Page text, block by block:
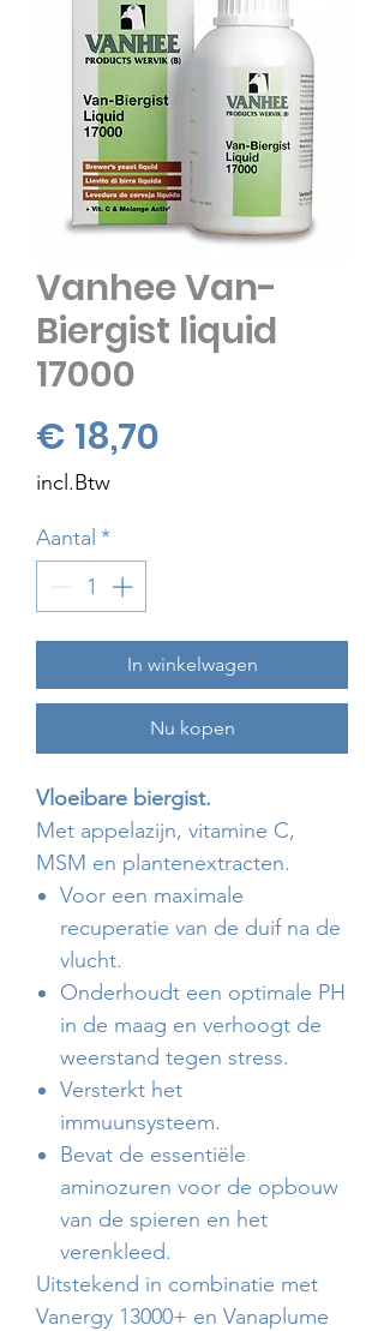
Vanhee Van-
Biergist liquid
17000
€ 18,70
incl.Btw
Aantal *
In winkelwagen
Nu kopen
Vloeibare biergist.
Met appelazijn, vitamine C,
MSM en plantenextracten.
Voor een maximale
recuperatie van de duif na de
vlucht.
Onderhoudt een optimale PH
in de maag en verhoogt de
weerstand tegen stress.
Versterkt het
immuunsysteem.
Bevat de essentiële
aminozuren voor de opbouw
van de spieren en het
verenkleed.
Uitstekend in combinatie met
Vanergy 13000+ en Vanaplume